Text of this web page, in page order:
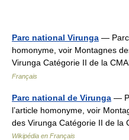
Parc national Virunga — Parc
homonyme, voir Montagnes
Virunga Catégorie II de la
Français
Parc national de Virunga —
l’article homonyme, voir
des Virunga Catégorie II de
Wikipédia en Français